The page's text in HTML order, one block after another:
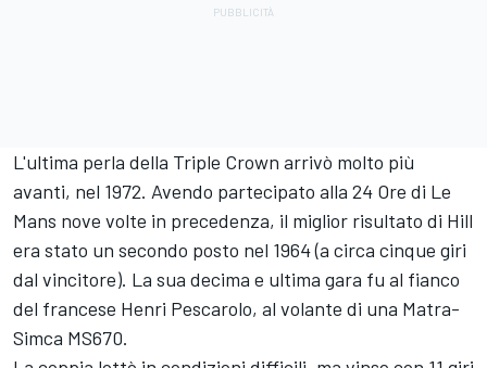
L'ultima perla della Triple Crown arrivò molto più
avanti, nel 1972. Avendo partecipato alla 24 Ore di Le
Mans nove volte in precedenza, il miglior risultato di Hill
era stato un secondo posto nel 1964 (a circa cinque giri
dal vincitore). La sua decima e ultima gara fu al fianco
del francese Henri Pescarolo, al volante di una Matra-
Simca MS670.